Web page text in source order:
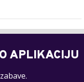
APLIKACIJU